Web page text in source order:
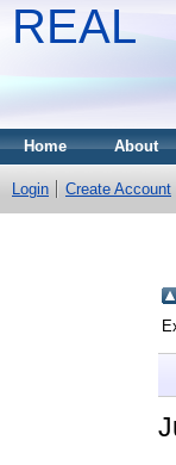
REAL
Home About
Login Create Account